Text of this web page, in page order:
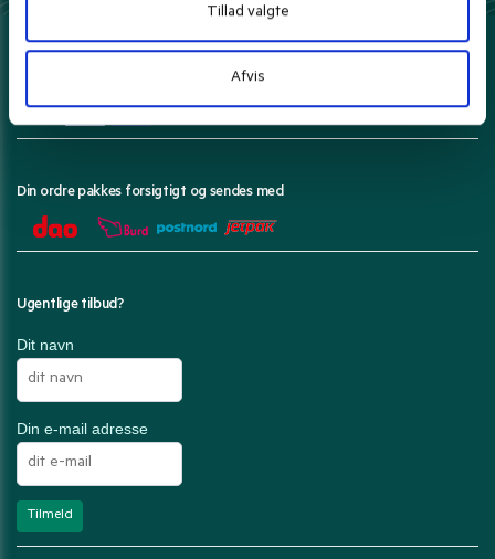
Tillad valgte
Afvis
Din ordre pakkes forsigtigt og sendes med
Ugentlige tilbud?
Dit navn
Din e-mail adresse